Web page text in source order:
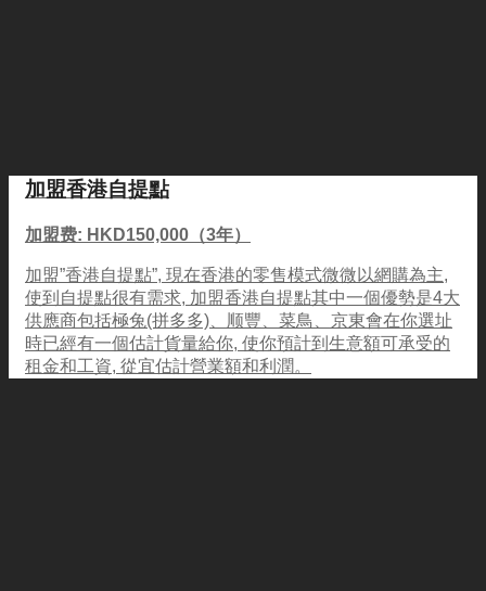
加盟香港自提點
加盟费: HKD150,000（3年）
加盟”香港自提點”, 現在香港的零售模式微微以網購為主,
使到自提點很有需求, 加盟香港自提點其中一個優勢是4大
供應商包括極兔(拼多多)、顺豐、菜鳥、京東會在你選址
時已經有一個估計貨量給你, 使你預計到生意額可承受的
租金和工資, 從宜估計營業額和利潤。